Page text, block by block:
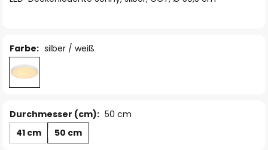
Farbe: silber / weiß
Durchmesser (cm): 50 cm
41 cm
50 cm